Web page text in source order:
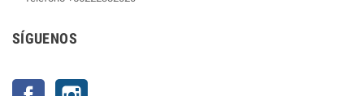
SÍGUENOS
Facebook